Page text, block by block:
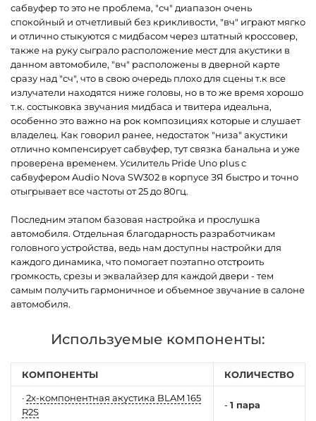
сабвуфер то это не проблема, "сч" диапазон очень
спокойный и отчетливый без крикливости, "вч" играют мягко
и отлично стыкуются с мидбасом через штатный кроссовер,
также на руку сыграло расположение мест для акустики в
данном автомобиле, "вч" расположены в дверной карте
сразу над "сч", что в свою очередь плохо для сцены т.к все
излучатели находятся ниже головы, но в то же время хорошо
т.к. состыковка звучания мидбаса и твитера идеальна,
особенно это важно на рок композициях которые и слушает
владелец. Как говорил ранее, недостаток "низа" акустики
отлично компенсирует сабвуфер, тут связка банальна и уже
проверена временем. Усилитель Pride Uno plus с
сабвуфером Audio Nova SW302 в корпусе ЗЯ быстро и точно
отыгрывает все частоты от 25 до 80гц.
Последним этапом базовая настройка и прослушка
автомобиля. Отдельная благодарность разработчикам
головного устройства, ведь нам доступны настройки для
каждого динамика, что помогает поэтапно отстроить
громкость, срезы и эквалайзер для каждой двери - тем
самым получить гармоничное и объемное звучание в салоне
автомобиля.
Используемые компоненты:
КОМПОНЕНТЫ КОЛИЧЕСТВО
·2х-компонентная акустика BLAM 165
R2S
-1 пара